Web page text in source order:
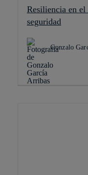
Resiliencia en
seguridad
Gonzalo